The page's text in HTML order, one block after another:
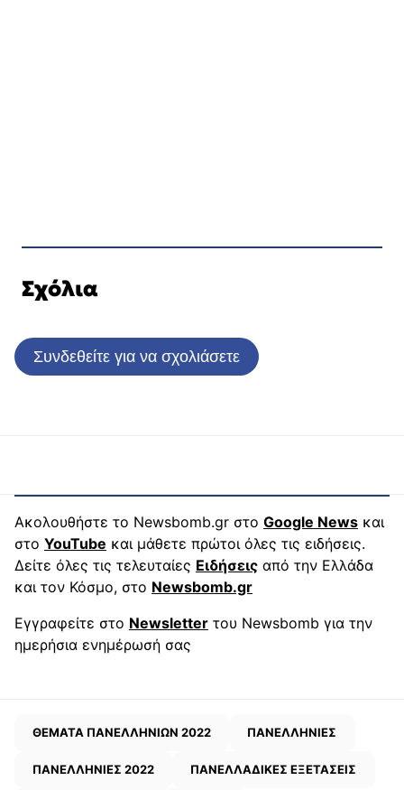
Σχόλια
Συνδεθείτε για να σχολιάσετε
Ακολουθήστε το Newsbomb.gr στο Google News και
στο YouTube και μάθετε πρώτοι όλες τις ειδήσεις.
Δείτε όλες τις τελευταίες Ειδήσεις από την Ελλάδα
και τον Κόσμο, στο Newsbomb.gr
Εγγραφείτε στο Newsletter του Newsbomb για την
ημερήσια ενημέρωσή σας
ΘΕΜΑΤΑ ΠΑΝΕΛΛΗΝΙΩΝ 2022 ΠΑΝΕΛΛΗΝΙΕΣ
ΠΑΝΕΛΛΗΝΙΕΣ 2022 ΠΑΝΕΛΛΑΔΙΚΕΣ ΕΞΕΤΑΣΕΙΣ